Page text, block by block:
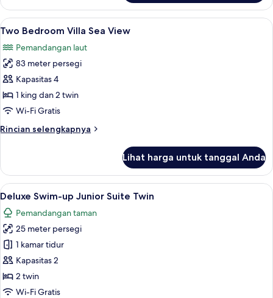
Two
Bedroom
Villa
Lihat
semua
foto
untuk
Two
Bedroom
Villa
View
Two Bedroom Villa Sea View |
6
Two Bedroom Villa Sea View
Pemandangan laut
83 meter persegi
Kapasitas 4
1 king dan 2 twin
Wi-Fi Gratis
Rincian selengkapnya
Rincian
Two
Bedroom
Villa
View
Lihat harga untuk tanggal Anda
Lihat
semua
foto
untuk
Deluxe
Swim-
up
Junior
8
Deluxe Swim-up Junior Suite Twin
Pemandangan taman
25 meter persegi
1 kamar tidur
Kapasitas 2
2 twin
Wi-Fi Gratis